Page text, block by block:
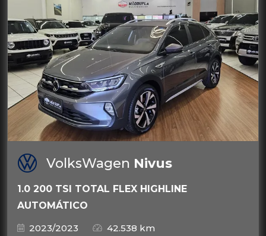
VolksWagen Nivus
1.0 200 TSI TOTAL FLEX HIGHLINE
AUTOMÁTICO
2023/2023
42.538 km